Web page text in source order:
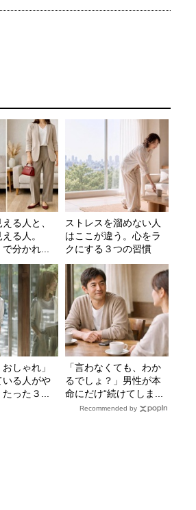
る人と、
る人。
で分かれ...
ストレスを溜めない人
はここが違う。心をラ
クにする３つの習慣
おしゃれ」
いる人がや
たった３...
「言わなくても、わか
るでしょ？」男性が本
命にだけ“続けてしま...
Recommended by